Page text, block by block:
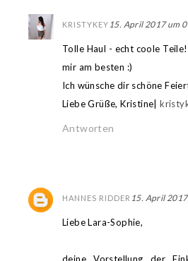
KRISTYKEY15. April 2017 um
Tolle Haul - echt coole
mir am besten :)
Ich wünsche dir schöne
Liebe Grüße, Kristine|
Antworten
HANNES RIDDER 15. April
Liebe Lara-Sophie,